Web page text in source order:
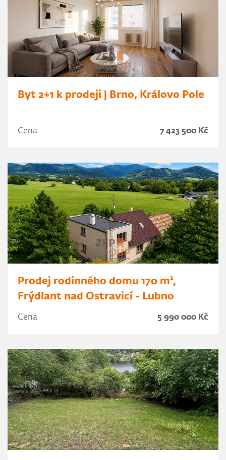
Byt 2+1 k prodeji | Brno, Královo Pole
Cena 7 423 500 Kč
Prodej rodinného domu 170 m²,
Frýdlant nad Ostravicí - Lubno
Cena 5 990 000 Kč